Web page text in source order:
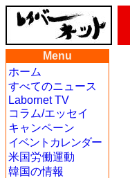
Menu
ホーム
すべてのニュース
Labornet TV
コラム/エッセイ
キャンペーン
イベントカレンダー
米国労働運動
韓国の情報